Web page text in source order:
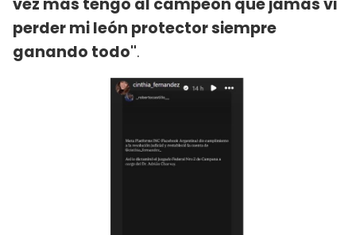
perder mi león protector siempre
ganando todo".